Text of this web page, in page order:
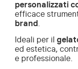
personalizzati
efficace
brand
Ideali per il
ed estetica,
e professionale.